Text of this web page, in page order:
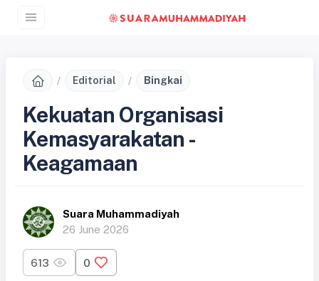
Editorial Bingkai
Kekuatan Organisasi
Kemasyarakatan -
Keagamaan
Suara Muhammadiyah
26 June 2026
613 0